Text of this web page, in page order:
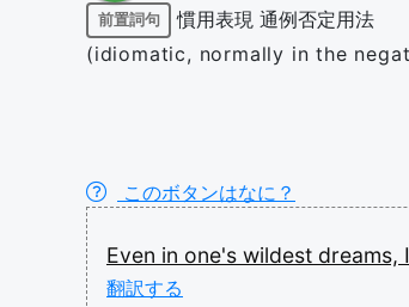
前置詞句 慣用表現 通例否定用法
(idiomatic, normally in the
このボタンはなに？
Even in one's wildest dreams, I
翻訳する